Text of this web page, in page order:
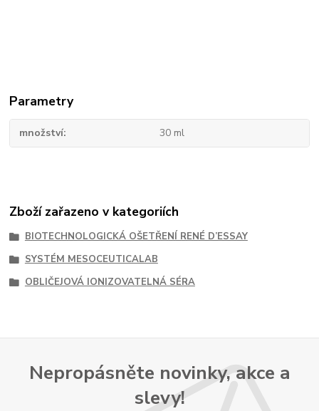
Parametry
množství 30 ml
Zboží zařazeno v kategoriích
BIOTECHNOLOGICKÁ OŠETŘENÍ RENÉ D’ESSAY
SYSTÉM MESOCEUTICALAB
OBLIČEJOVÁ IONIZOVATELNÁ SÉRA
Nepropásněte novinky, akce a
slevy!